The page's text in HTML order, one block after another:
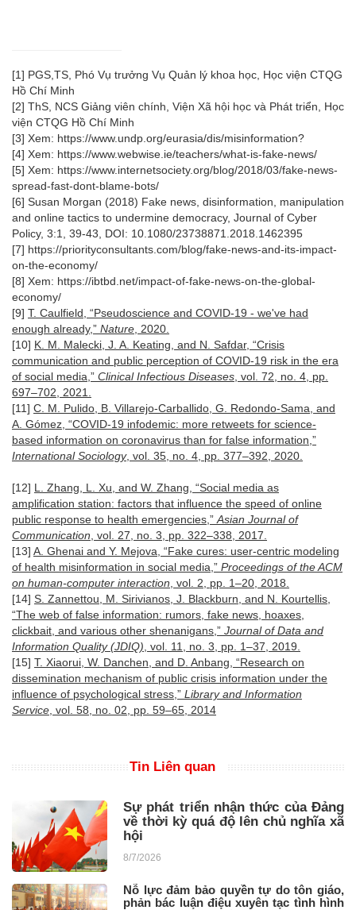
[1] PGS,TS, Phó Vụ trưởng Vụ Quản lý khoa học, Học viện CTQG
Hồ Chí Minh
[2] ThS, NCS Giảng viên chính, Viện Xã hội học và Phát triển, Học
viện CTQG Hồ Chí Minh
[3] Xem: https://www.undp.org/eurasia/dis/misinformation?
[4] Xem: https://www.webwise.ie/teachers/what-is-fake-news/
[5] Xem: https://www.internetsociety.org/blog/2018/03/fake-news-
spread-fast-dont-blame-bots/
[6] Susan Morgan (2018) Fake news, disinformation, manipulation
and online tactics to undermine democracy, Journal of Cyber
Policy, 3:1, 39-43, DOI: 10.1080/23738871.2018.1462395
[7] https://priorityconsultants.com/blog/fake-news-and-its-impact-
on-the-economy/
[8] Xem: https://ibtbd.net/impact-of-fake-news-on-the-global-
economy/
[9] T. Caulfield, “Pseudoscience and COVID-19 - we've had
enough already,” Nature , 2020.
[10] K. M. Malecki, J. A. Keating, and N. Safdar, “Crisis
communication and public perception of COVID-19 risk in the era
of social media,” Clinical Infectious Diseases , vol. 72, no. 4, pp.
697–702, 2021.
[11] C. M. Pulido, B. Villarejo-Carballido, G. Redondo-Sama, and
A. Gómez, “COVID-19 infodemic: more retweets for science-
based information on coronavirus than for false information,”
International Sociology, vol. 35, no. 4, pp. 377–392, 2020.
[12] L. Zhang, L. Xu, and W. Zhang, “Social media as
amplification station: factors that influence the speed of online
public response to health emergencies,” Asian Journal of
Communication , vol. 27, no. 3, pp. 322–338, 2017.
[13] A. Ghenai and Y. Mejova, “Fake cures: user-centric modeling
of health misinformation in social media,” Proceedings of the ACM
on human-computer interaction , vol. 2, pp. 1–20, 2018.
[14] S. Zannettou, M. Sirivianos, J. Blackburn, and N. Kourtellis,
“The web of false information: rumors, fake news, hoaxes,
clickbait, and various other shenanigans,” Journal of Data and
Information Quality (JDIQ) , vol. 11, no. 3, pp. 1–37, 2019.
[15] T. Xiaorui, W. Danchen, and D. Anbang, “Research on
dissemination mechanism of public crisis information under the
influence of psychological stress,” Library and Information
Service , vol. 58, no. 02, pp. 59–65, 2014
Tin Liên quan
Sự phát triển nhận thức của Đảng
về thời kỳ quá độ lên chủ nghĩa xã
hội
8/7/2026
Nỗ lực đảm bảo quyền tự do tôn giáo,
phản bác luận điệu xuyên tạc tình hình